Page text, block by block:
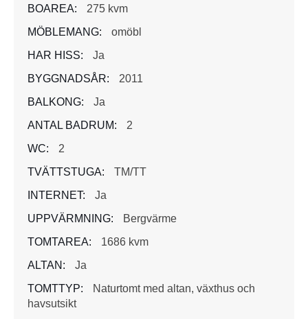
BOAREA:
275 kvm
MÖBLEMANG:
omöbl
HAR HISS:
Ja
BYGGNADSÅR:
2011
BALKONG:
Ja
ANTAL BADRUM:
2
WC:
2
TVÄTTSTUGA:
TM/TT
INTERNET:
Ja
UPPVÄRMNING:
Bergvärme
TOMTAREA:
1686 kvm
ALTAN:
Ja
TOMTTYP:
Naturtomt med altan, växthus och
havsutsikt